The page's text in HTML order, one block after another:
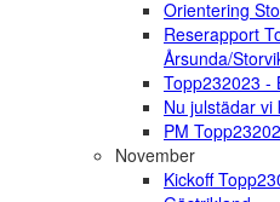
Orientering
Reserapport
Årsunda/
Topp232023 -
Nu julstädar vi
PM
November
Kickoff